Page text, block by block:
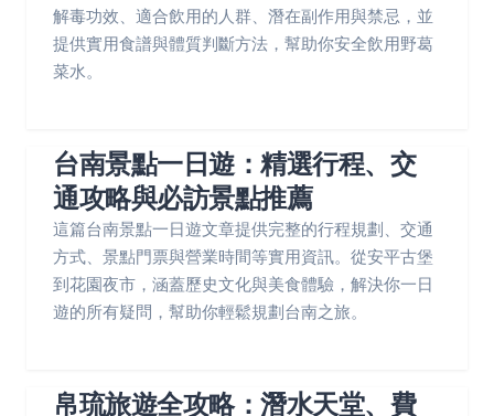
解毒功效、適合飲用的人群、潛在副作用與禁忌，並
提供實用食譜與體質判斷方法，幫助你安全飲用野葛
菜水。
台南景點一日遊：精選行程、交
通攻略與必訪景點推薦
這篇台南景點一日遊文章提供完整的行程規劃、交通
方式、景點門票與營業時間等實用資訊。從安平古堡
到花園夜市，涵蓋歷史文化與美食體驗，解決你一日
遊的所有疑問，幫助你輕鬆規劃台南之旅。
帛琉旅遊全攻略：潛水天堂、費